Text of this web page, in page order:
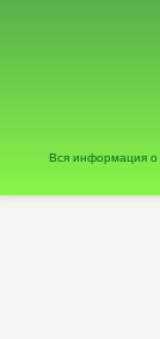
Вся информация о